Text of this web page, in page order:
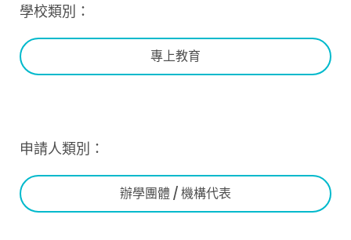
學校類別：
專上教育
申請人類別：
辦學團體 / 機構代表